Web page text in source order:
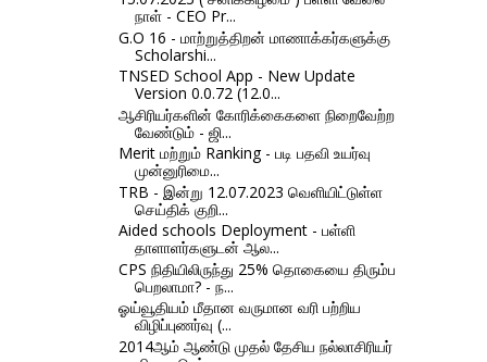
நாள் - CEO Pr...
G.O 16 - மாற்றுத்திறன் மாணாக்கர்களுக்கு
Scholarshi...
TNSED School App - New Update
Version 0.0.72 (12.0...
ஆசிரியர்களின் கோரிக்கைகளை நிறைவேற்ற
வேண்டும் - ஜி...
Merit மற்றும் Ranking - படி பதவி உயர்வு
முன்னுரிமை...
TRB - இன்று 12.07.2023 வெளியிட்டுள்ள
செய்திக் குறி...
Aided schools Deployment - பள்ளி
தாளாளர்களுடன் ஆல...
CPS நிதியிலிருந்து 25% தொகையை திரும்ப
பெறலாமா? - ந...
ஓய்வூதியம் மீதான வருமான வரி பற்றிய
விழிப்புணர்வு (...
2014ஆம் ஆண்டு முதல் தேசிய நல்லாசிரியர்